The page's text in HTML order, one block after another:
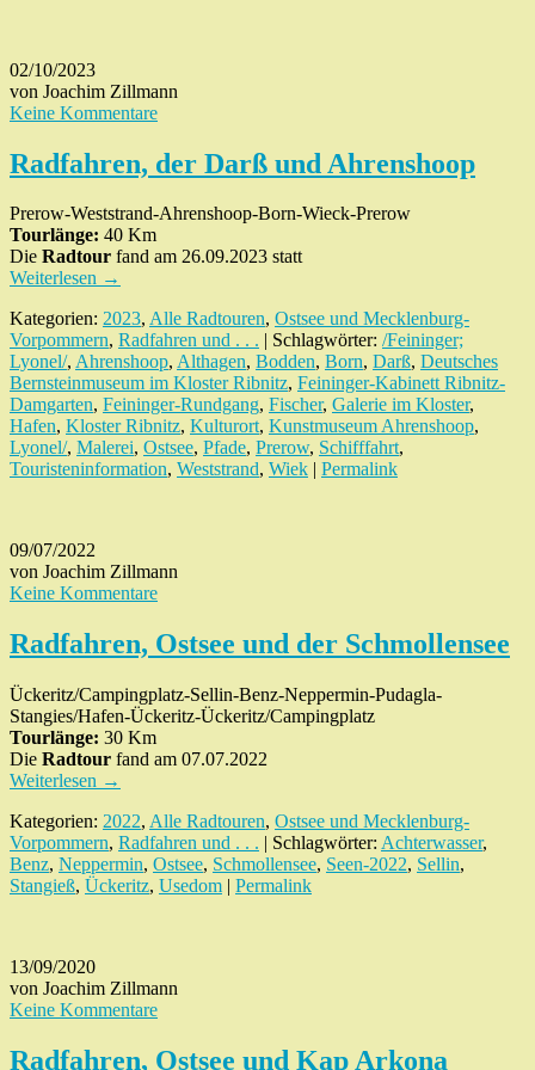
02/10/2023
von Joachim Zillmann
Keine Kommentare
Radfahren, der Darß und Ahrenshoop
Prerow-Weststrand-Ahrenshoop-Born-Wieck-Prerow
Tourlänge: 40 Km
Die Radtour fand am 26.09.2023 statt
Weiterlesen →
Kategorien: 2023, Alle Radtouren, Ostsee und Mecklenburg-
Vorpommern, Radfahren und . . . | Schlagwörter: /Feininger;
Lyonel/, Ahrenshoop, Althagen, Bodden, Born, Darß, Deutsches
Bernsteinmuseum im Kloster Ribnitz, Feininger-Kabinett Ribnitz-
Damgarten, Feininger-Rundgang, Fischer, Galerie im Kloster,
Hafen, Kloster Ribnitz, Kulturort, Kunstmuseum Ahrenshoop,
Lyonel/, Malerei, Ostsee, Pfade, Prerow, Schifffahrt,
Touristeninformation, Weststrand, Wiek | Permalink
09/07/2022
von Joachim Zillmann
Keine Kommentare
Radfahren, Ostsee und der Schmollensee
Ückeritz/Campingplatz-Sellin-Benz-Neppermin-Pudagla-
Stangies/Hafen-Ückeritz-Ückeritz/Campingplatz
Tourlänge: 30 Km
Die Radtour fand am 07.07.2022
Weiterlesen →
Kategorien: 2022, Alle Radtouren, Ostsee und Mecklenburg-
Vorpommern, Radfahren und . . . | Schlagwörter: Achterwasser,
Benz, Neppermin, Ostsee, Schmollensee, Seen-2022, Sellin,
Stangieß, Ückeritz, Usedom | Permalink
13/09/2020
von Joachim Zillmann
Keine Kommentare
Radfahren, Ostsee und Kap Arkona